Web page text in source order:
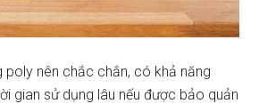
poly nên chắc chắn, có khả năng
gian sử dụng lâu nếu được bảo quản